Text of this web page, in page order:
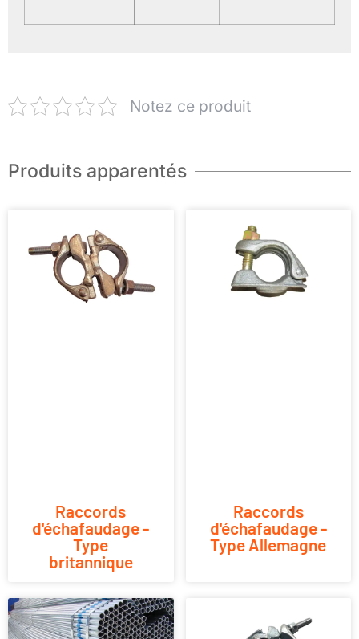
Notez ce produit
Produits apparentés
Raccords
d'échafaudage -
Type
britannique
Raccords
d'échafaudage -
Type Allemagne